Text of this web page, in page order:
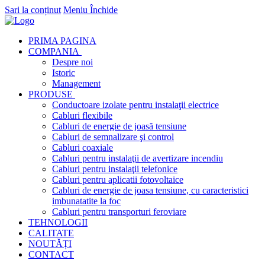
Sari la conținut Meniu Închide
PRIMA PAGINA
COMPANIA
Despre noi
Istoric
Management
PRODUSE
Conductoare izolate pentru instalaţii electrice
Cabluri flexibile
Cabluri de energie de joasă tensiune
Cabluri de semnalizare şi control
Cabluri coaxiale
Cabluri pentru instalaţii de avertizare incendiu
Cabluri pentru instalaţii telefonice
Cabluri pentru aplicatii fotovoltaice
Cabluri de energie de joasa tensiune, cu caracteristici
imbunatatite la foc
Cabluri pentru transporturi feroviare
TEHNOLOGII
CALITATE
NOUTĂȚI
CONTACT